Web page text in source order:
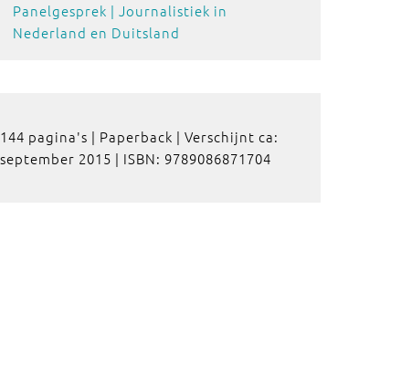
Panelgesprek | Journalistiek in
Nederland en Duitsland
144 pagina's | Paperback | Verschijnt ca:
september 2015 | ISBN: 9789086871704